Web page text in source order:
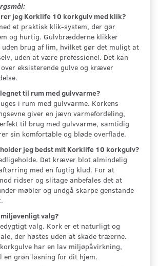
jeg Korklife 10 korkgulv med klik?
et praktisk klik-system, der gør
og hurtig. Gulvbrædderne klikker
uden brug af lim, hvilket gør det muligt at
uden at være professionel. Det kan
eksisterende gulve og kræver
til rum med gulvvarme?
i rum med gulvvarme. Korkens
giver en jævn varmefordeling,
til brug med gulvvarme, samtidig
sin komfortable og bløde overflade.
jeg bedst mit Korklife 10 korkgulv?
Det kræver blot almindelig
med en fugtig klud. For at
ridser og slitage anbefales det at
møbler og undgå skarpe genstande
valg?
valg. Kork er et naturligt og
der høstes uden at skade træerne.
har en lav miljøpåvirkning,
en grøn løsning for dit hjem.